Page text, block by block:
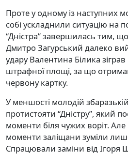
Проте у одному із наступних
собі ускладнили ситуацію на
“Дністра” завершилась тим, що
Дмитро Загурський далеко
удару Валентина Білика
штрафної площі, за що
червону картку.
У меншості молодій
протистояти “Дністру”, який
моменти біля чужих воріт.
моменти заліщани зуміли
Спрацювали заміни від Ігоря